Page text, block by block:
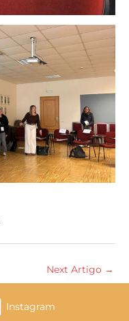
Next Artigo →
Instagram